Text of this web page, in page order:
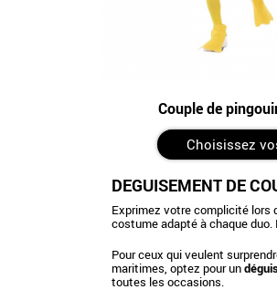
Couple de
Choisissez
DÉGUISEMENT DE
Exprimez votre complicité lors
costume adapté à chaque duo.
Pour ceux qui veulent
maritimes, optez pour un
toutes les occasions.